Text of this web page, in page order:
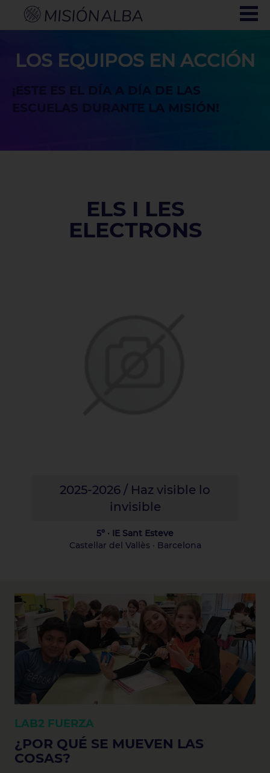
LOS EQUIPOS EN ACCIÓN
¡ESTE ES EL DÍA A DÍA DE LAS
ESCUELAS DURANTE LA MISIÓN!
ELS I LES
ELECTRONS
2025-2026 / Haz visible lo
invisible
5º · IE Sant Esteve
Castellar del Vallès · Barcelona
LAB2 FUERZA
¿POR QUÉ SE MUEVEN LAS
COSAS?